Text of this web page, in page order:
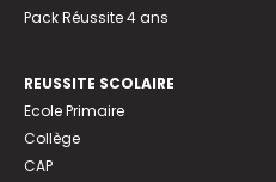
Pack Réussite 4 ans
REUSSITE SCOLAIRE
Ecole Primaire
Collège
CAP